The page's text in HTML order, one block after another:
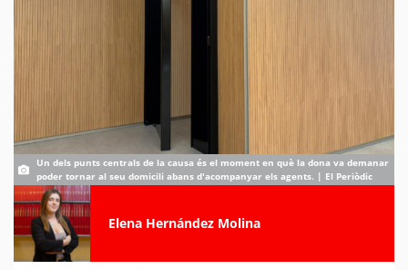
Un dels punts centrals de la causa és el moment en què la dona va demanar
poder tornar al seu domicili abans d'acompanyar els agents. | El Periòdic
Elena Hernández Molina